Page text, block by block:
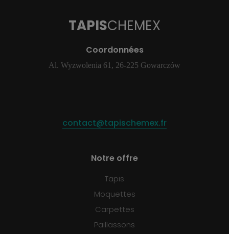
TAPISCHEMEX
Coordonnées
Al. Wyzwolenia 61, 26-225 Gowarczów
contact@tapischemex.fr
Notre offre
Tapis
Moquettes
Carpettes
Paillassons